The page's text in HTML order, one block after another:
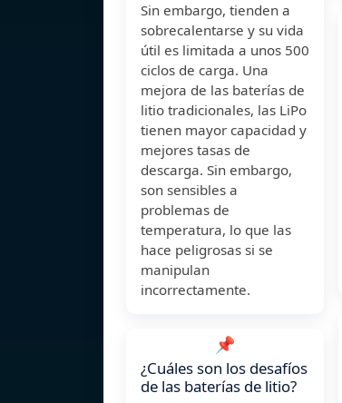
Sin embargo, tienden a
sobrecalentarse y su vida
útil es limitada a unos 500
ciclos de carga. Una
mejora de las baterías de
litio tradicionales, las LiPo
tienen mayor capacidad y
mejores tasas de
descarga. Sin embargo,
son sensibles a
problemas de
temperatura, lo que las
hace peligrosas si se
manipulan
incorrectamente.
📌
¿Cuáles son los desafíos
de las baterías de litio?